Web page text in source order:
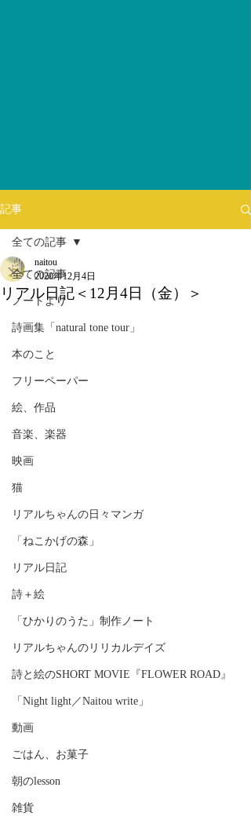
記事
全ての記事
ノートより
詩画集「natural tone tour」
本のこと
フリーペーパー
絵、作品
音楽、楽器
映画
猫
リアルちゃんの日々マンガ
「ねこかげの森」
リアル日記
詩＋絵
「ひかりのうた」制作ノート
リアルちゃんのリリカルデイズ
詩と絵のSHORT MOVIE『FLOWER ROAD』
「Night light／Naitou write」
動画
ごはん、お菓子
朝のlesson
雑貨
全ての記事
リアル日記＜12月4日（金）＞
naitou
2020年12月4日